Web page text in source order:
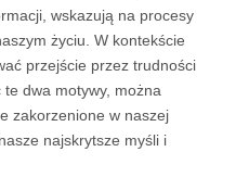
wskazują na procesy
życiu. W kontekście
przejście przez trudności
dwa motywy, można
zakorzenione w naszej
najskrytsze myśli i